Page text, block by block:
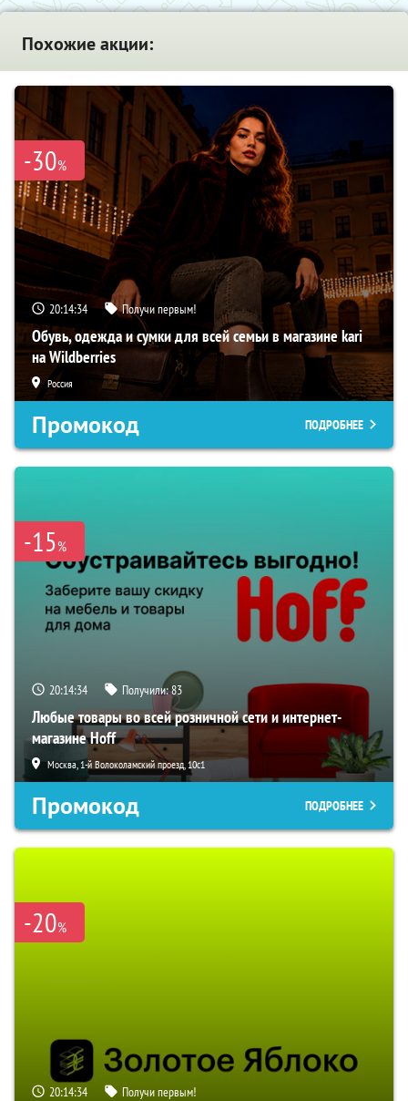
Похожие акции:
-30%
20:14:33 Получи первым!
Обувь, одежда и сумки для всей семьи в магазине kari
на Wildberries
Россия
Промокод ПОДРОБНЕЕ
-15%
20:14:33 Получили:83
Любые товары во всей розничной сети и интернет-
магазине Hoff
Москва, 1-й Волоколамский проезд, 10с1
Промокод ПОДРОБНЕЕ
-20%
20:14:33 Получи первым!